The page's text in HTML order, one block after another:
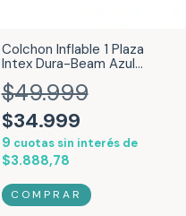
Colchon Inflable 1 Plaza
Intex Dura-Beam Azul
25580/4
$49.999
$34.999
9 cuotas sin interés de
$3.888,78